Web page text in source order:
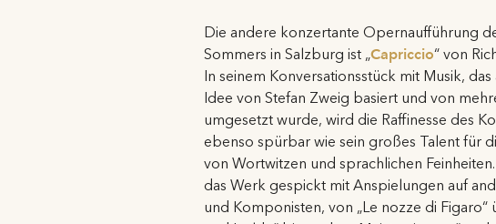
Die andere konzertante Opernaufführung
Sommers in Salzburg ist „Capriccio“ von
In seinem Konversationsstück mit Musik, das
Idee von Stefan Zweig basiert und von
umgesetzt wurde, wird die Raffinesse des
ebenso spürbar wie sein großes Talent für
von Wortwitzen und sprachlichen
das Werk gespickt mit Anspielungen auf
und Komponisten, von „Le nozze di Figaro“